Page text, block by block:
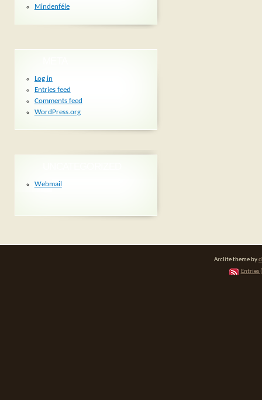
Mindenféle
Log in
Entries feed
Comments feed
WordPress.org
Webmail
Arclite theme by
Entries